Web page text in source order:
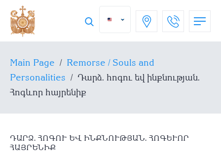
Main Page / Remorse / Souls and
Personalities / Դարձ. հոգու եվ ինքնության.
Հոգևոր հայրենիք
ԴԱՐՁ. ՀՈԳՈՒ ԵՎ ԻՆՔՆՈՒԹՅԱՆ. ՀՈԳԵՒՈՐ Հ
ԱՅՐԵՆԻՔ